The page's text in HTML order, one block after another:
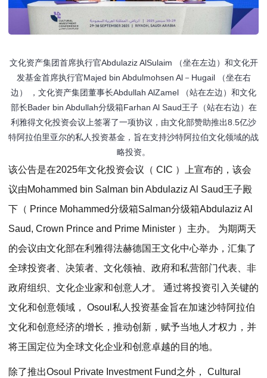
文化资产集团首席执行官Abdulaziz AlSulaim （坐在左边）和文化开
发基金首席执行官Majed bin Abdulmohsen Al－Hugail （坐在右
边） ，文化资产集团董事长Abdullah AlZamel （站在左边）和文化
部长Bader bin Abdullah分级箱Farhan Al Saud王子（站在右边）在
利雅得文化投资会议上签署了一项协议，由文化部赞助推出8.5亿沙
特阿拉伯里亚尔的私人投资基金，旨在支持沙特阿拉伯文化领域的战
略投资。
该公告是在2025年文化投资会议（ CIC ）上宣布的，该会
议由Mohammed bin Salman bin Abdulaziz Al Saud王子殿
下（ Prince Mohammed分级箱Salman分级箱Abdulaziz Al
Saud, Crown Prince and Prime Minister ）主办。 为期两天
的会议由文化部在利雅得法赫德国王文化中心举办，汇集了
全球投资者、决策者、文化领袖、政府和私营部门代表、非
政府组织、文化企业家和创意人才。 通过将投资引入关键的
文化和创意领域， Osoul私人投资基金旨在加速沙特阿拉伯
文化和创意经济的增长，推动创新，赋予当地人才权力，并
将王国定位为全球文化企业和创意卓越的目的地。
除了推出Osoul Private Investment Fund之外， Cultural